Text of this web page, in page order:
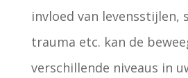
invloed van levensstijlen,
trauma etc. kan de
verschillende niveaus in